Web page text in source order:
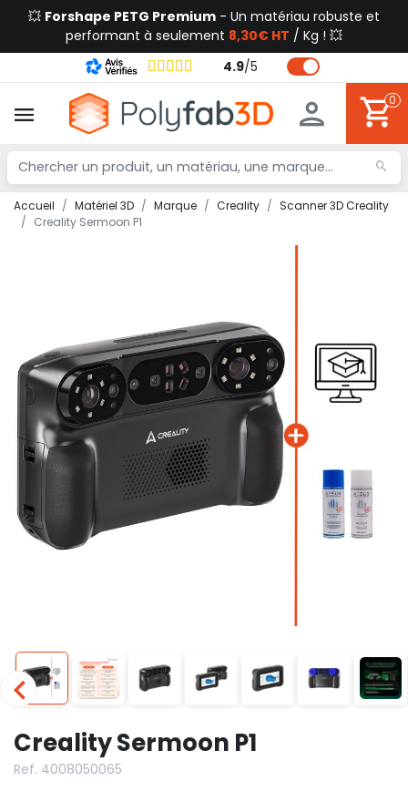
💥 Forshape PETG Premium - Un matériau robuste et
performant à seulement 8,30€ HT / Kg ! 💥
4.9/5
0
Accueil Matériel 3D Marque Creality
Scanner 3D Creality
Creality Sermoon P1
Creality Sermoon P1
Ref. 4008050065